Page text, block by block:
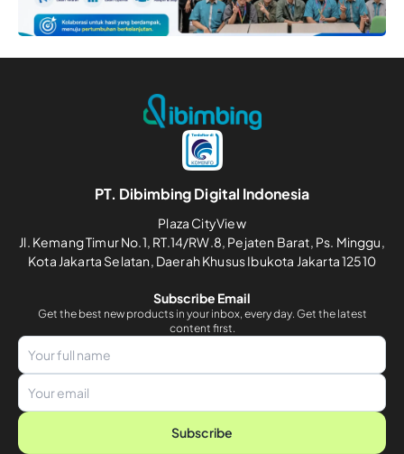
PT. Dibimbing Digital Indonesia
Plaza CityView
Jl. Kemang Timur No.1, RT.14/RW.8, Pejaten Barat, Ps. Minggu,
Kota Jakarta Selatan, Daerah Khusus Ibukota Jakarta 12510
Subscribe Email
Get the best new products in your inbox, every day. Get the latest
content first.
Subscribe